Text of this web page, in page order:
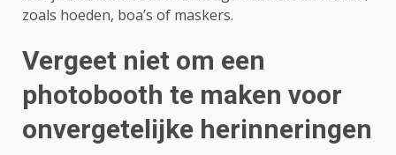
zoals hoeden, boa’s of maskers.
Vergeet niet om een
photobooth te maken voor
onvergetelijke herinneringen